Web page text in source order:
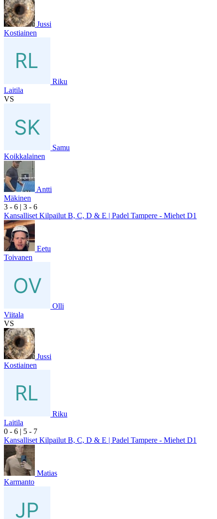
Jussi
Kostiainen
Riku
Laitila
VS
Samu
Koikkalainen
Antti
Mäkinen
3 - 6 | 3 - 6
Kansalliset Kilpailut B, C, D & E | Padel Tampere - Miehet D1
Eetu
Toivanen
Olli
Viitala
VS
Jussi
Kostiainen
Riku
Laitila
0 - 6 | 5 - 7
Kansalliset Kilpailut B, C, D & E | Padel Tampere - Miehet D1
Matias
Karmanto